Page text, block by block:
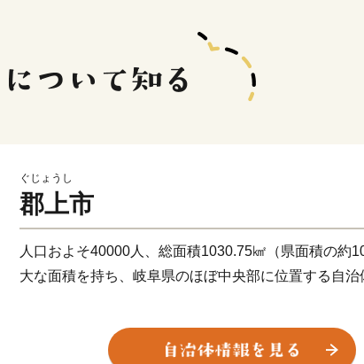
ぐじょうし
郡上市
人口およそ40000人、総面積1030.75㎢（県面積の約
大な面積を持ち、岐阜県のほぼ中央部に位置する自治
豊かな自然と調和した生活のもと、郡上鮎や明宝ハム
い食べ物、ラフティングやスキー、スノーボードとい